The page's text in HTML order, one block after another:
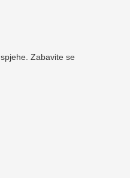
Zabavite se